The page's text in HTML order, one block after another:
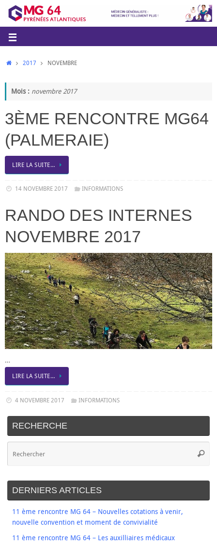
2017 NOVEMBRE
Mois : novembre 2017
3ÈME RENCONTRE MG64
(PALMERAIE)
LIRE LA SUITE…
14 NOVEMBRE 2017 INFORMATIONS
RANDO DES INTERNES
NOVEMBRE 2017
…
LIRE LA SUITE…
4 NOVEMBRE 2017 INFORMATIONS
RECHERCHE
DERNIERS ARTICLES
11 ème rencontre MG 64 – Nouvelles cotations à venir,
nouvelle convention et moment de convivialité
11 ème rencontre MG 64 – Les auxilliaires médicaux